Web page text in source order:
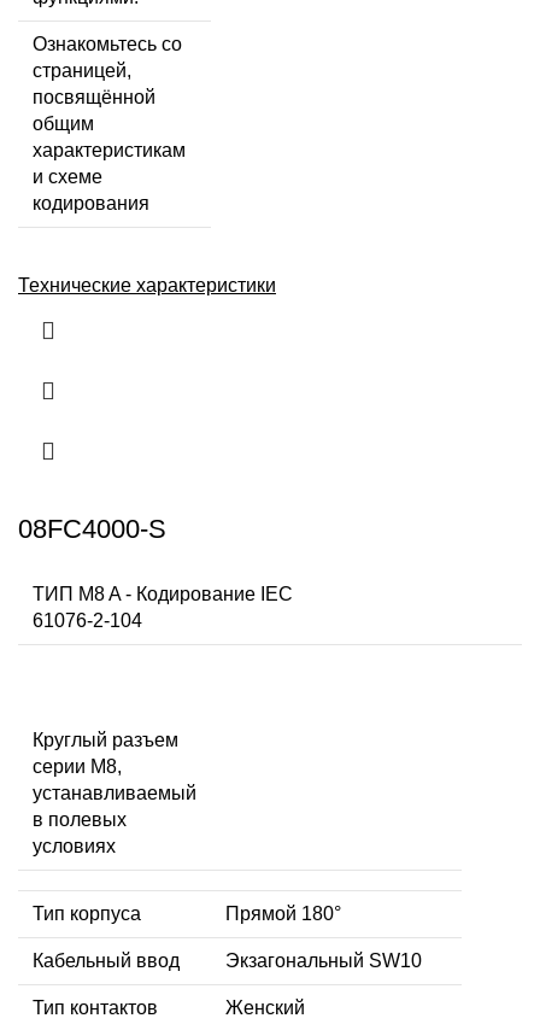
Ознакомьтесь со
страницей,
посвящённой
общим
характеристикам
и схеме
кодирования
Технические характеристики
08FC4000-S
ТИП M8 A - Кодирование IEC
61076-2-104
Круглый разъем
серии M8,
устанавливаемый
в полевых
условиях
Тип корпуса Прямой 180°
Кабельный ввод Экзагональный SW10
Тип контактов Женский